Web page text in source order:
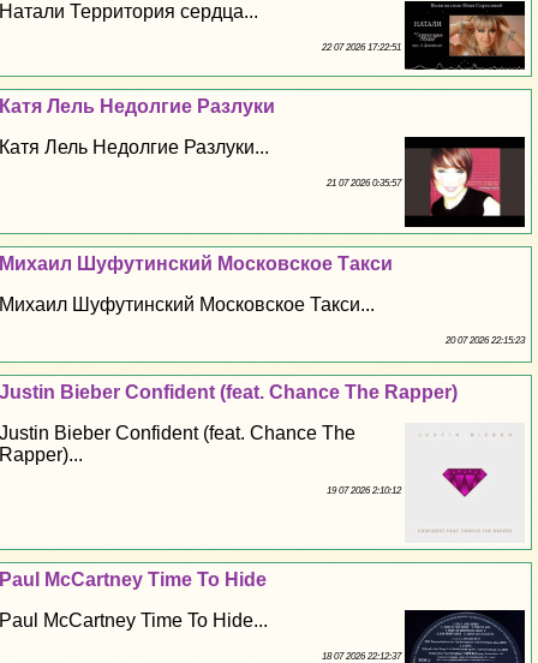
Натали Территория сердца...
22 07 2026 17:22:51
Катя Лель Недолгие Разлуки
Катя Лель Недолгие Разлуки...
21 07 2026 0:35:57
Михаил Шуфутинский Московское Такси
Михаил Шуфутинский Московское Такси...
20 07 2026 22:15:23
Justin Bieber Confident (feat. Chance The Rapper)
Justin Bieber Confident (feat. Chance The
Rapper)...
19 07 2026 2:10:12
Paul McCartney Time To Hide
Paul McCartney Time To Hide...
18 07 2026 22:12:37